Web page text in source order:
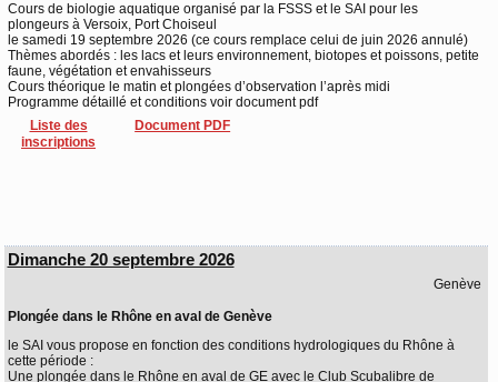
Cours de biologie aquatique organisé par la FSSS et le SAI pour les
plongeurs à Versoix, Port Choiseul
le samedi 19 septembre 2026 (ce cours remplace celui de juin 2026 annulé)
Thèmes abordés : les lacs et leurs environnement, biotopes et poissons, petite
faune, végétation et envahisseurs
Cours théorique le matin et plongées d’observation l’après midi
Programme détaillé et conditions voir document pdf
Liste des
inscriptions
Document PDF
Dimanche 20 septembre 2026
Genève
Plongée dans le Rhône en aval de Genève
le SAI vous propose en fonction des conditions hydrologiques du Rhône à
cette période :
Une plongée dans le Rhône en aval de GE avec le Club Scubalibre de